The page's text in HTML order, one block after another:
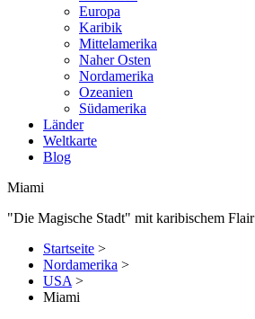
Europa
Karibik
Mittelamerika
Naher Osten
Nordamerika
Ozeanien
Südamerika
Länder
Weltkarte
Blog
Miami
"Die Magische Stadt" mit karibischem Flair
Startseite >
Nordamerika >
USA >
Miami